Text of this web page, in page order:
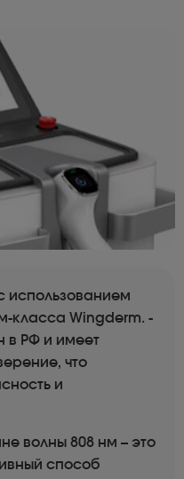
использованием
класса Wingderm. -
в РФ и имеет
что
и
волны 808 нм – это
способ